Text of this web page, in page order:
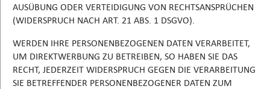
AUSÜBUNG ODER VERTEIDIGUNG VON RECHTSANSPRÜCHEN
(WIDERSPRUCH NACH ART. 21 ABS. 1 DSGVO).
WERDEN IHRE PERSONENBEZOGENEN DATEN VERARBEITET,
UM DIREKTWERBUNG ZU BETREIBEN, SO HABEN SIE DAS
RECHT, JEDERZEIT WIDERSPRUCH GEGEN DIE VERARBEITUNG
SIE BETREFFENDER PERSONENBEZOGENER DATEN ZUM